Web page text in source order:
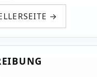
→